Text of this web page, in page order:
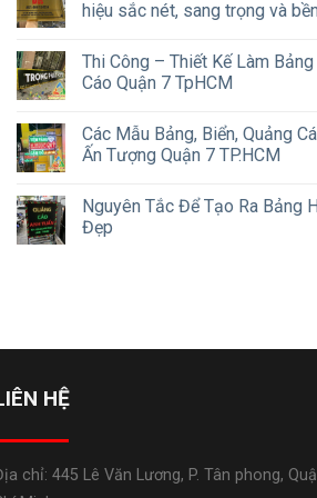
hiệu sắc nét, sang trọng và
Thi Công – Thiết Kế Làm
Cáo Quận 7 TpHCM
Các Mẫu Bảng, Biển, Quảng
Ấn Tượng Quận 7 TP.HCM
Nguyên Tắc Để Tạo Ra Bảng
Đẹp
HỆ
chỉ: 445 Lê Văn Lương, P. Tân phong,